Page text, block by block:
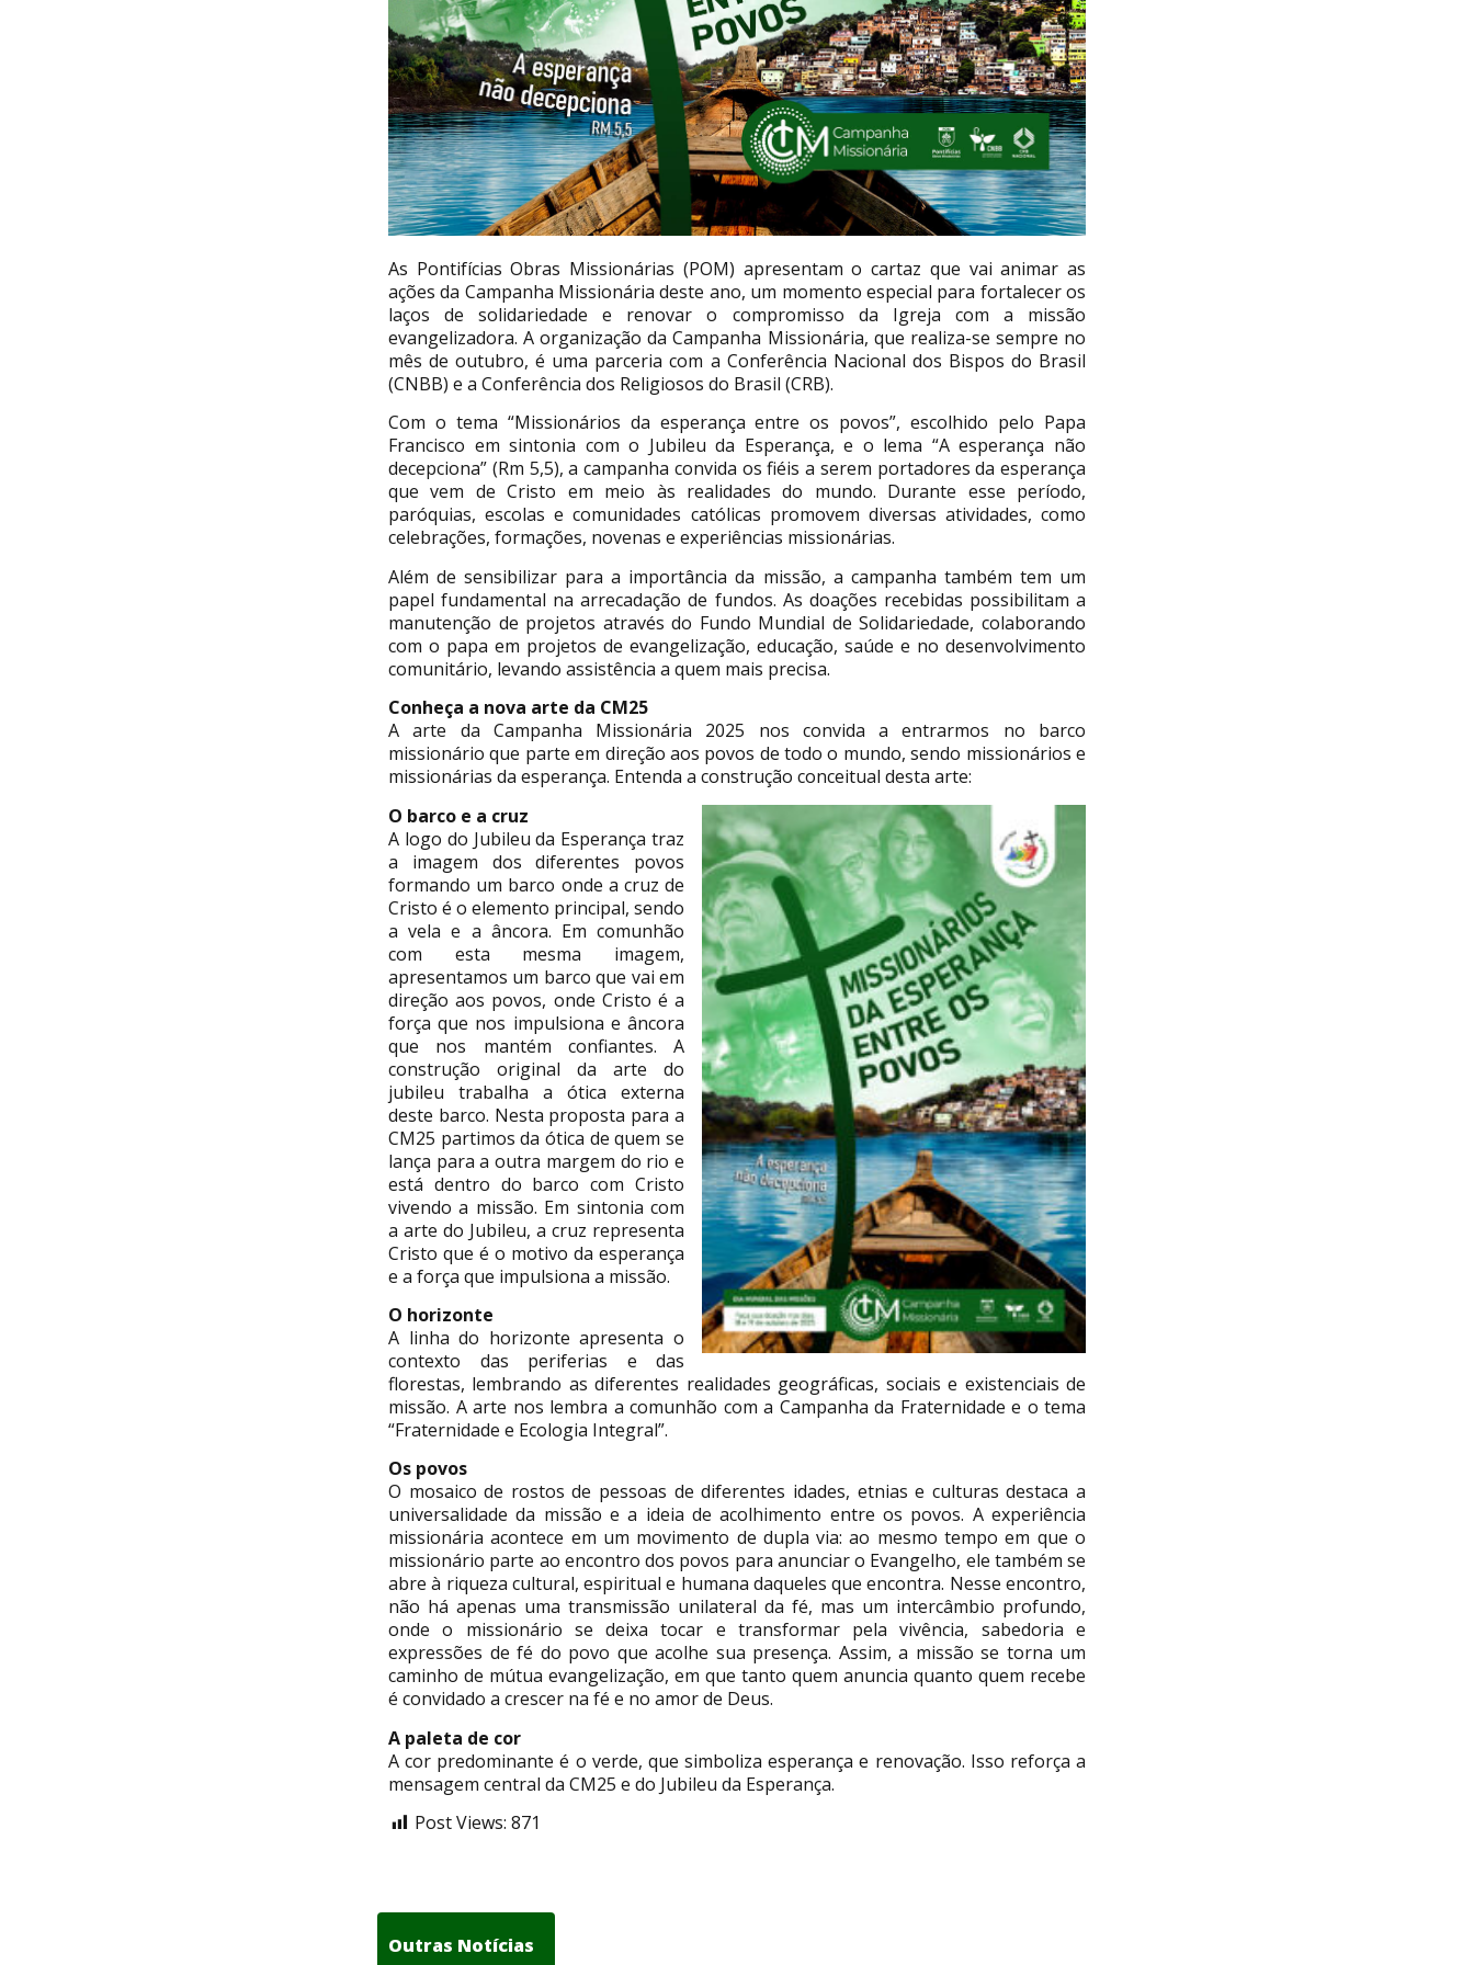
As Pontifícias Obras Missionárias (POM) apresentam o cartaz que vai animar as
ações da Campanha Missionária deste ano, um momento especial para fortalecer os
laços de solidariedade e renovar o compromisso da Igreja com a missão
evangelizadora. A organização da Campanha Missionária, que realiza-se sempre no
mês de outubro, é uma parceria com a Conferência Nacional dos Bispos do Brasil
(CNBB) e a Conferência dos Religiosos do Brasil (CRB).
Com o tema “Missionários da esperança entre os povos”, escolhido pelo Papa
Francisco em sintonia com o Jubileu da Esperança, e o lema “A esperança não
decepciona” (Rm 5,5), a campanha convida os fiéis a serem portadores da esperança
que vem de Cristo em meio às realidades do mundo. Durante esse período,
paróquias, escolas e comunidades católicas promovem diversas atividades, como
celebrações, formações, novenas e experiências missionárias.
Além de sensibilizar para a importância da missão, a campanha também tem um
papel fundamental na arrecadação de fundos. As doações recebidas possibilitam a
manutenção de projetos através do Fundo Mundial de Solidariedade, colaborando
com o papa em projetos de evangelização, educação, saúde e no desenvolvimento
comunitário, levando assistência a quem mais precisa.
Conheça a nova arte da CM25
A arte da Campanha Missionária 2025 nos convida a entrarmos no barco
missionário que parte em direção aos povos de todo o mundo, sendo missionários e
missionárias da esperança. Entenda a construção conceitual desta arte:
O barco e a cruz
A logo do Jubileu da Esperança traz
a imagem dos diferentes povos
formando um barco onde a cruz de
Cristo é o elemento principal, sendo
a vela e a âncora. Em comunhão
com esta mesma imagem,
apresentamos um barco que vai em
direção aos povos, onde Cristo é a
força que nos impulsiona e âncora
que nos mantém confiantes. A
construção original da arte do
jubileu trabalha a ótica externa
deste barco. Nesta proposta para a
CM25 partimos da ótica de quem se
lança para a outra margem do rio e
está dentro do barco com Cristo
vivendo a missão. Em sintonia com
a arte do Jubileu, a cruz representa
Cristo que é o motivo da esperança
e a força que impulsiona a missão.
O horizonte
A linha do horizonte apresenta o
contexto das periferias e das
florestas, lembrando as diferentes realidades geográficas, sociais e existenciais de
missão. A arte nos lembra a comunhão com a Campanha da Fraternidade e o tema
“Fraternidade e Ecologia Integral”.
Os povos
O mosaico de rostos de pessoas de diferentes idades, etnias e culturas destaca a
universalidade da missão e a ideia de acolhimento entre os povos. A experiência
missionária acontece em um movimento de dupla via: ao mesmo tempo em que o
missionário parte ao encontro dos povos para anunciar o Evangelho, ele também se
abre à riqueza cultural, espiritual e humana daqueles que encontra. Nesse encontro,
não há apenas uma transmissão unilateral da fé, mas um intercâmbio profundo,
onde o missionário se deixa tocar e transformar pela vivência, sabedoria e
expressões de fé do povo que acolhe sua presença. Assim, a missão se torna um
caminho de mútua evangelização, em que tanto quem anuncia quanto quem recebe
é convidado a crescer na fé e no amor de Deus.
A paleta de cor
A cor predominante é o verde, que simboliza esperança e renovação. Isso reforça a
mensagem central da CM25 e do Jubileu da Esperança.
Post Views: 871
Outras Notícias